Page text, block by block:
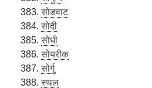
सोडवाट
सोदी
सोधी
सोयरीक
सोर्गु
स्थल